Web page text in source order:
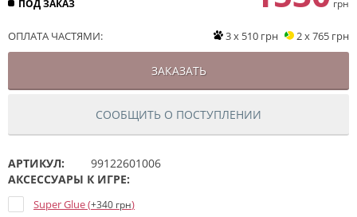
ПОД ЗАКАЗ грн
ОПЛАТА ЧАСТЯМИ: 3 x 510 грн 2 x 765 грн
ЗАКАЗАТЬ
СООБЩИТЬ О ПОСТУПЛЕНИИ
АРТИКУЛ:
99122601006
АКСЕССУАРЫ К ИГРЕ:
Super Glue (+340 грн)